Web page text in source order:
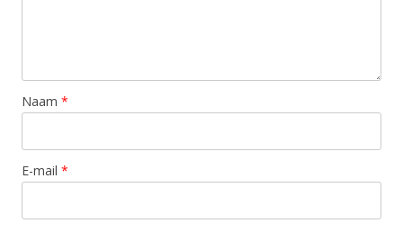
Naam *
E-mail *